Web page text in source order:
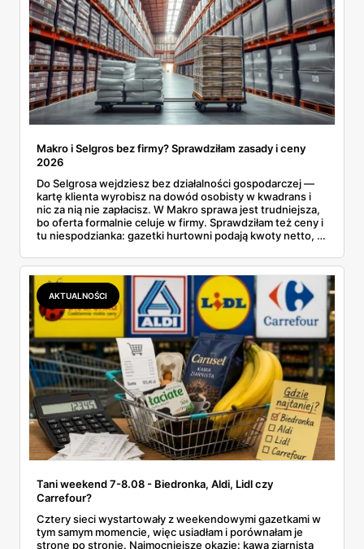
Makro i Selgros bez firmy? Sprawdziłam zasady i ceny
2026
Do Selgrosa wejdziesz bez działalności gospodarczej —
kartę klienta wyrobisz na dowód osobisty w kwadrans i
nic za nią nie zapłacisz. W Makro sprawa jest trudniejsza,
bo oferta formalnie celuje w firmy. Sprawdziłam też ceny i
tu niespodzianka: gazetki hurtowni podają kwoty netto, a
zawsze wygrywa — ta sama kawa ziarnista kosztuje w
Makro ponad dwa razy więcej niż w weekendowej
promocji dyskontu.
AKTUALNOŚCI
Tani weekend 7-8.08 - Biedronka, Aldi, Lidl czy
Carrefour?
Cztery sieci wystartowały z weekendowymi gazetkami w
tym samym momencie, więc usiadłam i porównałam je
stronę po stronie. Najmocniejsze okazje: kawa ziarnista